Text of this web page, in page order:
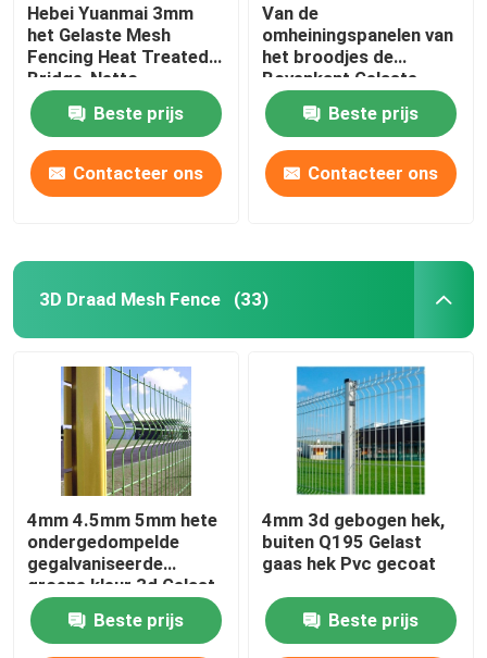
Hebei Yuanmai 3mm
het Gelaste Mesh
Fencing Heat Treated
Bridge-Netto
Schermen
Beste prijs
Contacteer ons
Van de
omheiningspanelen van
het broodjes de
Bovenkant Gelaste
netwerk van het de
Sportmetaal Omheining
Brc Fence
Beste prijs
Contacteer ons
3D Draad Mesh Fence (33)
4mm 4.5mm 5mm hete
ondergedompelde
gegalvaniseerde
groene kleur 3d Gelast
Mesh Fencing
Beste prijs
4mm 3d gebogen hek,
buiten Q195 Gelast
gaas hek Pvc gecoat
Beste prijs